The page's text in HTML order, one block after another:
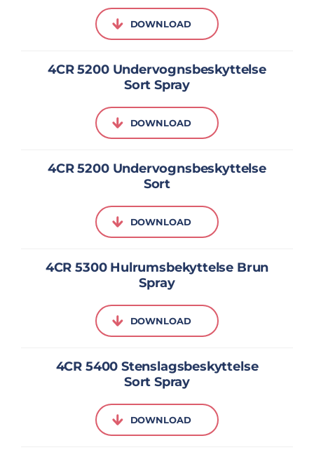
DOWNLOAD
4CR 5200 Undervognsbeskyttelse
Sort Spray
DOWNLOAD
4CR 5200 Undervognsbeskyttelse
Sort
DOWNLOAD
4CR 5300 Hulrumsbekyttelse Brun
Spray
DOWNLOAD
4CR 5400 Stenslagsbeskyttelse
Sort Spray
DOWNLOAD